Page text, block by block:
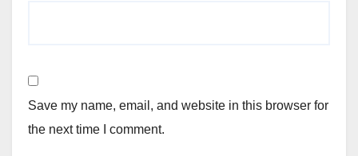
Save my name, email, and website in this browser for
the next time I comment.